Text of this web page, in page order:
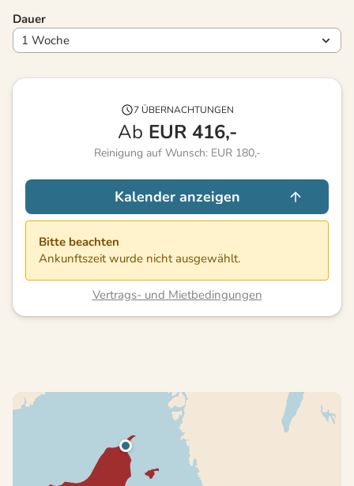
Dauer
7 ÜBERNACHTUNGEN
Ab EUR 416,-
Reinigung auf Wunsch: EUR 180,-
Kalender anzeigen
Bitte beachten
Ankunftszeit wurde nicht ausgewählt.
Vertrags- und Mietbedingungen